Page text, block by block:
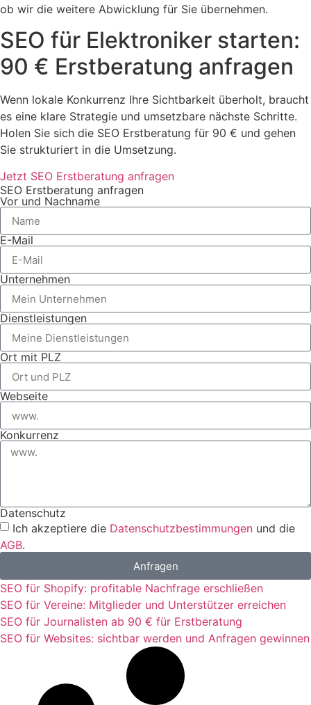
ob wir die weitere Abwicklung für Sie übernehmen.
SEO für Elektroniker starten:
90 € Erstberatung anfragen
Wenn lokale Konkurrenz Ihre Sichtbarkeit überholt, braucht
es eine klare Strategie und umsetzbare nächste Schritte.
Holen Sie sich die SEO Erstberatung für 90 € und gehen
Sie strukturiert in die Umsetzung.
Jetzt SEO Erstberatung anfragen
SEO Erstberatung anfragen
Vor und Nachname
E-Mail
Unternehmen
Dienstleistungen
Ort mit PLZ
Webseite
Konkurrenz
Datenschutz
Ich akzeptiere die Datenschutzbestimmungen und die
AGB.
Anfragen
SEO für Shopify: profitable Nachfrage erschließen
SEO für Vereine: Mitglieder und Unterstützer erreichen
SEO für Journalisten ab 90 € für Erstberatung
SEO für Websites: sichtbar werden und Anfragen gewinnen